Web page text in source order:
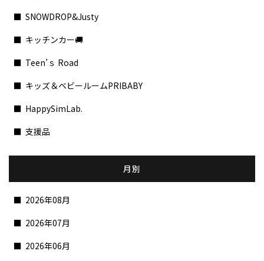
SNOWDROP&Justy
キッチンカー🚚
Teen’ｓ Road
キッズ＆ベビールームPRIBABY
HappySimLab.
支援品
月別
2026年08月
2026年07月
2026年06月